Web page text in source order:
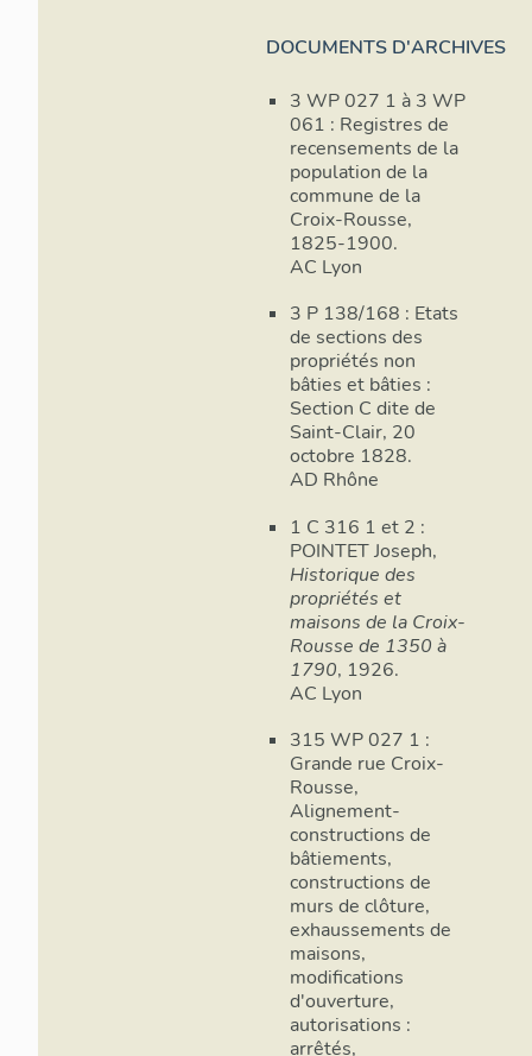
DOCUMENTS D'ARCHIVES
3 WP 027 1 à 3 WP
061 : Registres de
recensements de la
population de la
commune de la
Croix-Rousse,
1825-1900.
AC Lyon
3 P 138/168 : Etats
de sections des
propriétés non
bâties et bâties :
Section C dite de
Saint-Clair, 20
octobre 1828.
AD Rhône
1 C 316 1 et 2 :
POINTET Joseph,
Historique des
propriétés et
maisons de la Croix-
Rousse de 1350 à
1790, 1926.
AC Lyon
315 WP 027 1 :
Grande rue Croix-
Rousse,
Alignement-
constructions de
bâtiements,
constructions de
murs de clôture,
exhaussements de
maisons,
modifications
d'ouverture,
autorisations :
arrêtés,